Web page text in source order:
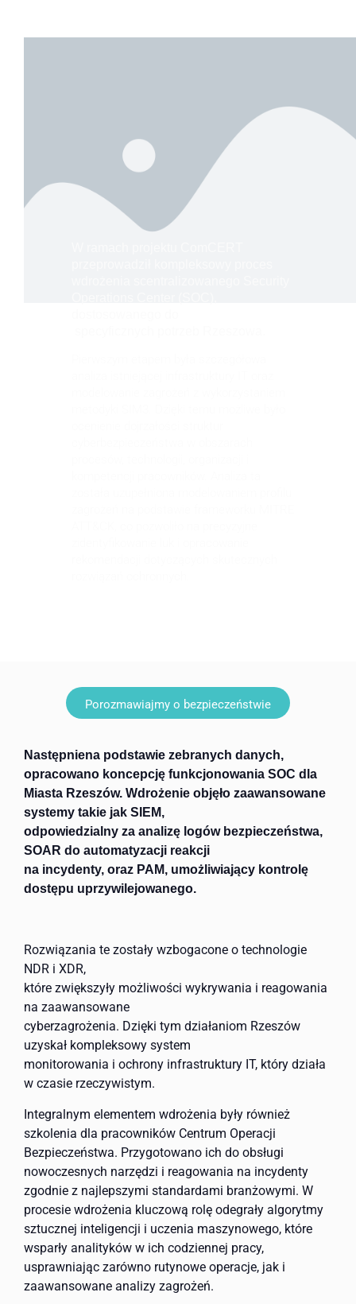
Porozmawiajmy o bezpieczeństwie
Następniena podstawie zebranych danych,
opracowano koncepcję funkcjonowania SOC dla
Miasta Rzeszów. Wdrożenie objęło zaawansowane
systemy takie jak SIEM,
odpowiedzialny za analizę logów bezpieczeństwa,
SOAR do automatyzacji reakcji
na incydenty, oraz PAM, umożliwiający kontrolę
dostępu uprzywilejowanego.
Rozwiązania te zostały wzbogacone o technologie
NDR i XDR,
które zwiększyły możliwości wykrywania i reagowania
na zaawansowane
cyberzagrożenia. Dzięki tym działaniom Rzeszów
uzyskał kompleksowy system
monitorowania i ochrony infrastruktury IT, który działa
w czasie rzeczywistym.
Integralnym elementem wdrożenia były również
szkolenia dla pracowników Centrum Operacji
Bezpieczeństwa. Przygotowano ich do obsługi
nowoczesnych narzędzi i reagowania na incydenty
zgodnie z najlepszymi standardami branżowymi. W
procesie wdrożenia kluczową rolę odegrały algorytmy
sztucznej inteligencji i uczenia maszynowego, które
wsparły analityków w ich codziennej pracy,
usprawniając zarówno rutynowe operacje, jak i
zaawansowane analizy zagrożeń.